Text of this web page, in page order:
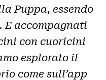
Puppa, essendo
E accompagnati
con cuoricini
esplorato il
come sull’app